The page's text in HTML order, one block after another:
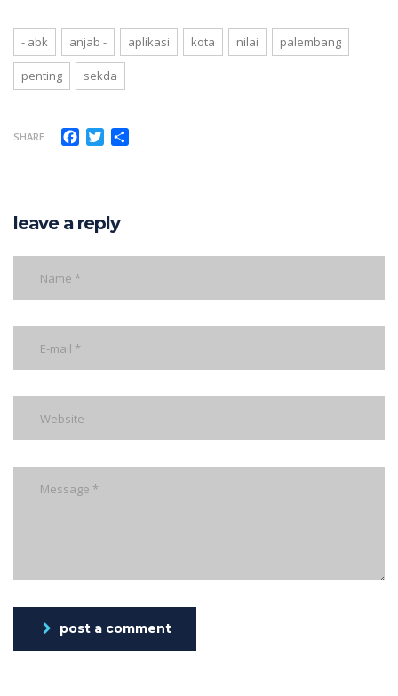
- abk anjab - aplikasi kota nilai palembang
penting sekda
SHARE Facebook
Twitter
leave a reply
post a comment